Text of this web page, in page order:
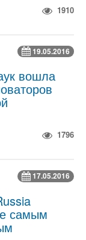
1910
19.05.2016
вошла
1796
17.05.2016
самым